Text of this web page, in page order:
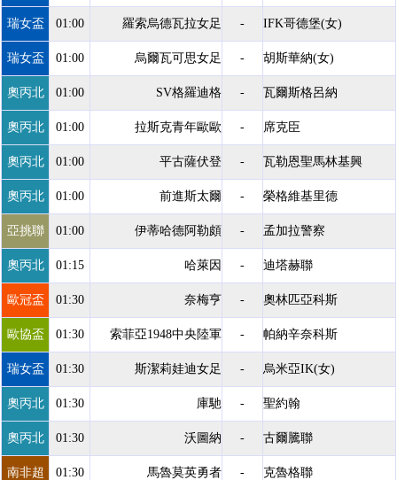
瑞女盃 01:00 羅索烏德瓦拉女足 - IFK哥德堡(女)
瑞女盃 01:00 烏爾瓦可思女足 - 胡斯華納(女)
奧丙北 01:00 SV格羅迪格 - 瓦爾斯格呂納
奧丙北 01:00 拉斯克青年歐歐 - 席克臣
奧丙北 01:00 平古薩伏登 - 瓦勒恩聖馬林基興
奧丙北 01:00 前進斯太爾 - 榮格維基里德
亞挑聯 01:00 伊蒂哈德阿勒頗 - 孟加拉警察
奧丙北 01:15 哈萊因 - 迪塔赫聯
歐冠盃 01:30 奈梅亨 - 奧林匹亞科斯
歐協盃 01:30 索菲亞1948中央陸軍 - 帕納辛奈科斯
瑞女盃 01:30 斯潔莉娃迪女足 - 烏米亞IK(女)
奧丙北 01:30 庫馳 - 聖約翰
奧丙北 01:30 沃圖納 - 古爾騰聯
南非超 01:30 馬魯莫英勇者 - 克魯格聯